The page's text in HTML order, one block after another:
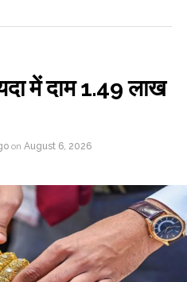
में दाम 1.49 लाख
on August 6, 2026